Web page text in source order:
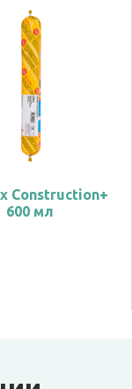
Construction+
600 мл